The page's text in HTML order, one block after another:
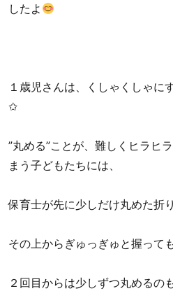
したよ
１歳児さんは、くしゃくしゃに
✩
”丸める”ことが、難しくヒラヒ
まう子どもたちには、
保育士が先に少しだけ丸めた折り
その上からぎゅっぎゅと握って
２回目からは少しずつ丸めるの